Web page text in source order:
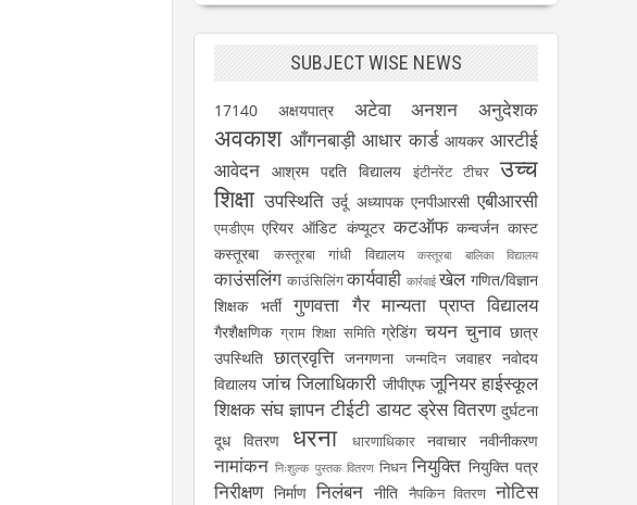
SUBJECT WISE NEWS
17140 अक्षयपात्र अटेवा अनशन अनुदेशक
अवकाश आँगनबाड़ी आधार कार्ड आयकर आरटीई
आवेदन आश्रम पद्दति विद्यालय इंटीनरेंट टीचर उच्च
शिक्षा उपस्थिति उर्दू अध्यापक एनपीआरसी एबीआरसी
एमडीएम एरियर ऑडिट कंप्यूटर कटऑफ कन्वर्जन कास्ट
कस्तूरबा
कस्तूरबा गांधी विद्यालय कस्तूरबा बालिका विद्यालय
काउंसलिंग काउंसिलिंग कार्यवाही कार्रवाई खेल गणित/विज्ञान
शिक्षक भर्ती
गुणवत्ता गैर मान्यता प्राप्त विद्यालय
गैरशैक्षणिक ग्राम शिक्षा समिति ग्रेडिंग चयन चुनाव छात्र
उपस्थिति छात्रवृत्ति जनगणना जन्मदिन जवाहर नवोदय
विद्यालय जांच जिलाधिकारी जीपीएफ जूनियर हाईस्कूल
शिक्षक संघ ज्ञापन टीईटी डायट ड्रेस वितरण दुर्घटना
दूध वितरण
धरना धारणाधिकार नवाचार नवीनीकरण
नामांकन निःशुल्क पुस्तक वितरण निधन नियुक्ति नियुक्ति पत्र
निरीक्षण निर्माण निलंबन नीति नैपकिन वितरण नोटिस